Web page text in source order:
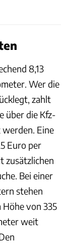
8,13
Wer die
zahlt
über die Kfz-
Eine
Euro per
zusätzlichen
Bei einer
stehen
von 335
weit